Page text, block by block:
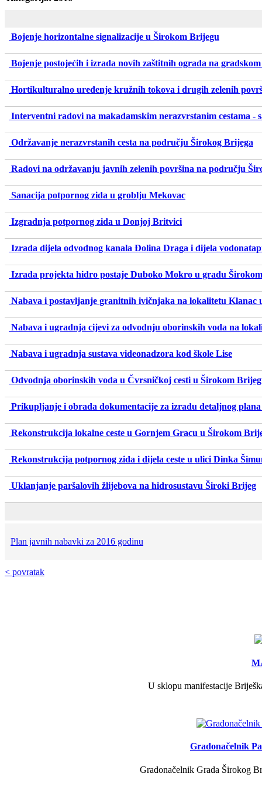
Bojenje horizontalne signalizacije u Širokom Brijegu
Bojenje postojećih i izrada novih zaštitnih ograda na
Hortikulturalno uređenje kružnih tokova i drugih zelenih
Interventni radovi na makadamskim nerazvrstanim cestama -
Održavanje nerazvrstanih cesta na području Širokog Brijega
Radovi na održavanju javnih zelenih površina na području
Sanacija potpornog zida u groblju Mekovac
Izgradnja potpornog zida u Donjoj Britvici
Izrada dijela odvodnog kanala Đolina Draga i dijela
Izrada projekta hidro postaje Duboko Mokro u gradu
Nabava i postavljanje granitnih ivičnjaka na lokalitetu Klanac
Nabava i ugradnja cijevi za odvodnju oborinskih voda na
Nabava i ugradnja sustava videonadzora kod škole Lise
Odvodnja oborinskih voda u Čvrsničkoj cesti u Širokom
Prikupljanje i obrada dokumentacije za izradu detaljnog
Rekonstrukcija lokalne ceste u Gornjem Gracu u Širokom
Rekonstrukcija potpornog zida i dijela ceste u ulici Dinka
Uklanjanje paršalovih žlijebova na hidrosustavu Široki Brijeg
Plan javnih nabavki za 2016 godinu
< povratak
U sklopu manifestacije
Gradonačelnik
Gradonačelnik Grada Širokog